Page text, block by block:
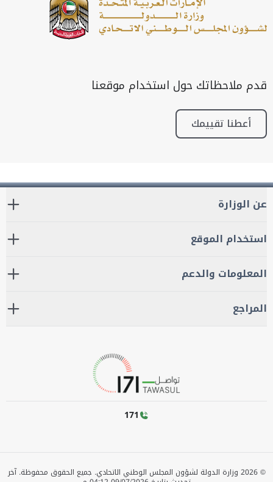
قدم ملاحظاتك حول استخدام موقعنا
أعطنا تقييمك
عن الوزارة
استخدام الموقع
المعلومات والدعم
المراجع
171
©
2026 وزارة الدولة لشؤون المجلس الوطني الاتحادي. جميع الحقوق محفوظة.آخر